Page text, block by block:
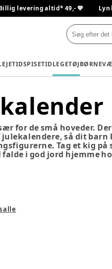
levering altid* 49,- 💙 Lyn
SPISETIDLEGETØJ
for de små hoveder.
så dit barn
Tag et kig på
i god jord hjemme
alle